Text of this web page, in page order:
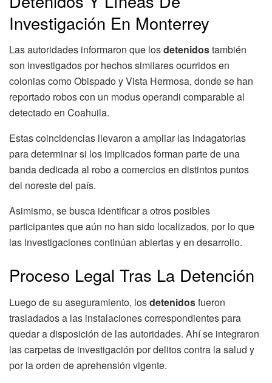
Investigación En Monterrey
Las autoridades informaron que losdetenidostambién
son investigados por hechos similares ocurridos en
colonias como Obispado y Vista Hermosa, donde se han
reportado robos con un modus operandi comparable al
detectado en Coahuila.
Estas coincidencias llevaron a ampliar las indagatorias
para determinar si los implicados forman parte de una
banda dedicada al robo a comercios en distintos puntos
del noreste del país.
Asimismo, se busca identificar a otros posibles
participantes que aún no han sido localizados, por lo que
las investigaciones continúan abiertas y en desarrollo.
Proceso Legal Tras La Detención
Luego de su aseguramiento, losdetenidosfueron
trasladados a las instalaciones correspondientes para
quedar a disposición de las autoridades. Ahí se integraron
las carpetas de investigación por delitos contra la salud y
por la orden de aprehensión vigente.